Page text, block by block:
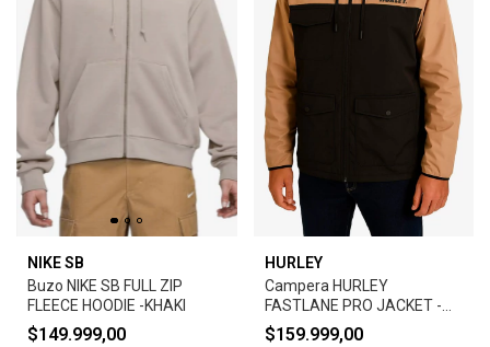
NIKE SB
Buzo NIKE SB FULL ZIP
FLEECE HOODIE -KHAKI
$149.999,00
HURLEY
Campera HURLEY
FASTLANE PRO JACKET -
CAMEL
$159.999,00